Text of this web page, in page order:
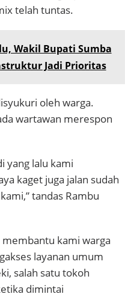
telah tuntas.
Wakil Bupati Sumba
Jadi Prioritas
oleh warga.
wartawan merespon
yang lalu kami
kaget juga jalan sudah
tandas Rambu
membantu kami warga
layanan umum
salah satu tokoh
dimintai